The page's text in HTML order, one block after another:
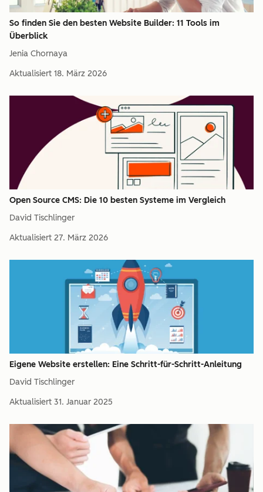
So finden Sie den besten Website Builder: 11 Tools im
Überblick
Jenia Chornaya
Aktualisiert 18. März 2026
Open Source CMS: Die 10 besten Systeme im Vergleich
David Tischlinger
Aktualisiert 27. März 2026
Eigene Website erstellen: Eine Schritt-für-Schritt-Anleitung
David Tischlinger
Aktualisiert 31. Januar 2025